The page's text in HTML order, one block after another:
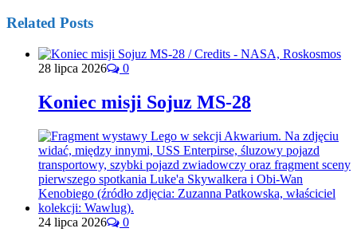
Related Posts
28 lipca 2026 0
Koniec misji Sojuz MS-28
24 lipca 2026 0